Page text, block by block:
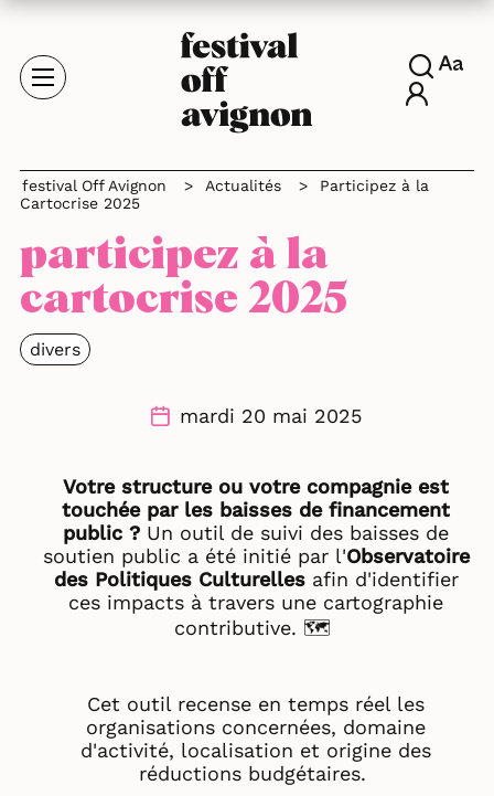
festival Off Avignon > Actualités >
Participez à la
Cartocrise 2025
participez à la
cartocrise 2025
divers
mardi 20 mai 2025
Votre structure ou votre compagnie est
touchée par les baisses de financement
public ? Un outil de suivi des baisses de
soutien public a été initié par l'Observatoire
des Politiques Culturelles afin d'identifier
ces impacts à travers une cartographie
contributive. 🗺️
Cet outil recense en temps réel les
organisations concernées, domaine
d'activité, localisation et origine des
réductions budgétaires.